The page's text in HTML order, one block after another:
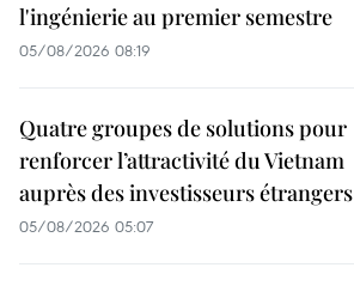
l'ingénierie au premier semestre
05/08/2026 08:19
Quatre groupes de solutions pour
renforcer l’attractivité du Vietnam
auprès des investisseurs étrangers
05/08/2026 05:07